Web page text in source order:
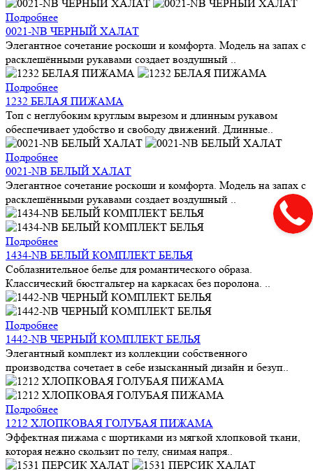
Подробнее
0021-NB ЧЕРНЫЙ ХАЛАТ
Элегантное сочетание роскоши и комфорта. Модель на запах с
расклешёнными рукавами создает воздушный ..
Подробнее
1232 БЕЛАЯ ПИЖАМА
Топ с неглубоким круглым вырезом и длинным рукавом
обеспечивает удобство и свободу движений. Длинные..
Подробнее
0021-NB БЕЛЫЙ ХАЛАТ
Элегантное сочетание роскоши и комфорта. Модель на запах с
расклешёнными рукавами создает воздушный ..
Подробнее
1434-NB БЕЛЫЙ КОМПЛЕКТ БЕЛЬЯ
Соблазнительное белье для романтического образа.
Классический бюстгальтер на каркасах без поролона. ..
Подробнее
1442-NB ЧЕРНЫЙ КОМПЛЕКТ БЕЛЬЯ
Элегантный комплект из коллекции собственного
производства сочетает в себе изысканный дизайн и безуп..
Подробнее
1212 ХЛОПКОВАЯ ГОЛУБАЯ ПИЖАМА
Эффектная пижама с шортиками из мягкой хлопковой ткани,
которая нежно скользит по телу, снимая напря..